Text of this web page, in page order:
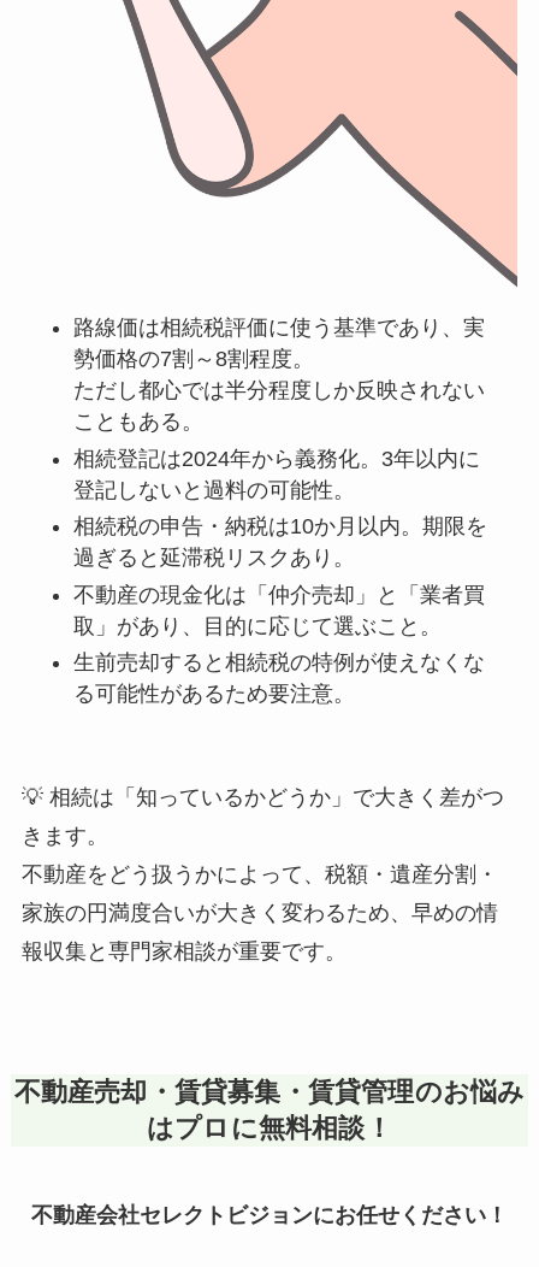
路線価は相続税評価に使う基準であり、実
勢価格の7割～8割程度。
ただし都心では半分程度しか反映されない
こともある。
相続登記は2024年から義務化。3年以内に
登記しないと過料の可能性。
相続税の申告・納税は10か月以内。期限を
過ぎると延滞税リスクあり。
不動産の現金化は「仲介売却」と「業者買
取」があり、目的に応じて選ぶこと。
生前売却すると相続税の特例が使えなくな
る可能性があるため要注意。
💡 相続は「知っているかどうか」で大きく差がつ
きます。
不動産をどう扱うかによって、税額・遺産分割・
家族の円満度合いが大きく変わるため、早めの情
報収集と専門家相談が重要です。
不動産売却・賃貸募集・賃貸管理のお悩み
はプロに無料相談！
不動産会社セレクトビジョンにお任せください！